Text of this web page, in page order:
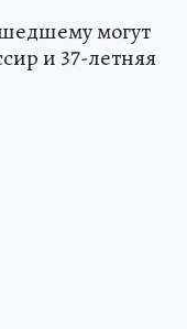
могут
и 37-летняя